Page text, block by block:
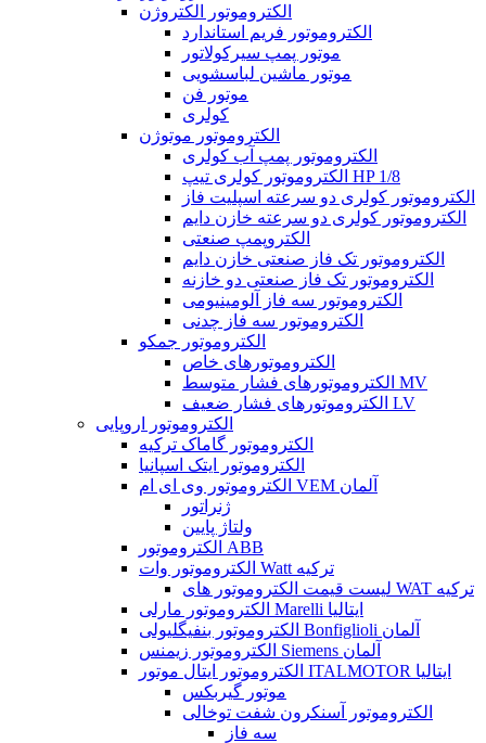
الکتروموتور الکتروژن
الکتروموتور فریم استاندارد
موتور پمپ سیرکولاتور
موتور ماشین لباسشویی
موتور فن
کولری
الکتروموتور موتوژن
الکتروموتور پمپ آب کولری
الکتروموتور کولری تیپ HP 1/8
الکتروموتور کولری دو سرعته اسپلیت فاز
الکتروموتور کولری دو سرعته خازن دایم
الکتروپمپ صنعتی
الکتروموتور تک فاز صنعتی خازن دایم
الکتروموتور تک فاز صنعتی دو خازنه
الکتروموتور سه فاز آلومینیومی
الکتروموتور سه فاز چدنی
الکتروموتور جمکو
الکتروموتورهای خاص
الکتروموتورهای فشار متوسط MV
الکتروموتورهای فشار ضعیف LV
الکتروموتور اروپایی
الکتروموتور گاماک ترکیه
الکتروموتور ایتک اسپانیا
الکتروموتور وی ای ام VEM آلمان
ژنراتور
ولتاژ پایین
الکتروموتور ABB
الکتروموتور وات Watt ترکیه
لیست قیمت الکتروموتور های WAT ترکیه
الکتروموتور مارلی Marelli ایتالیا
الکتروموتور بنفیگلیولی Bonfiglioli آلمان
الکتروموتور زیمنس Siemens آلمان
الکتروموتور ایتال موتور ITALMOTOR ایتالیا
موتور گیربکس
الکتروموتور آسنکرون شفت توخالی
سه فاز